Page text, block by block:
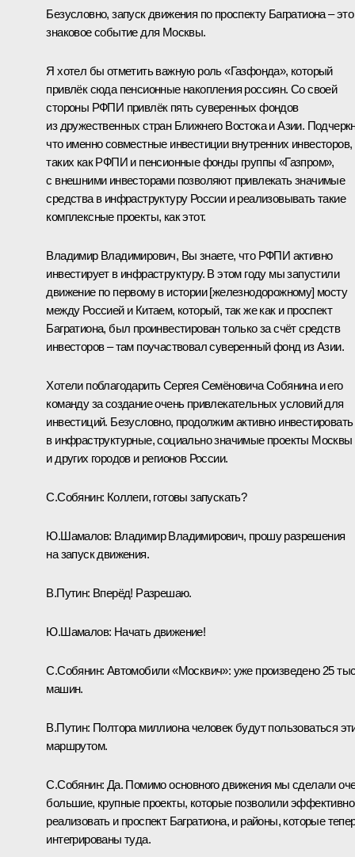
Безусловно, запуск движения по проспекту Багратиона ‒ это
знаковое событие для Москвы.
Я хотел бы отметить важную роль «Газфонда», который
привлёк сюда пенсионные накопления россиян. Со своей
стороны РФПИ привлёк пять суверенных фондов
из дружественных стран Ближнего Востока и Азии.
что именно совместные инвестиции внутренних инвесторов,
таких как РФПИ и пенсионные фонды группы «Газпром»,
с внешними инвесторами позволяют привлекать значимые
средства в инфраструктуру России и реализовывать такие
комплексные проекты, как этот.
Владимир Владимирович, Вы знаете, что РФПИ активно
инвестирует в инфраструктуру. В этом году мы запустили
движение по первому в истории [железнодорожному] мосту
между Россией и Китаем, который, так же как и проспект
Багратиона, был проинвестирован только за счёт средств
инвесторов – там поучаствовал суверенный фонд из Азии.
Хотели поблагодарить Сергея Семёновича Собянина и его
команду за создание очень привлекательных условий для
инвестиций. Безусловно, продолжим активно инвестировать
в инфраструктурные, социально значимые проекты Москвы
и других городов и регионов России.
С.Собянин: Коллеги, готовы запускать?
Ю.Шамалов: Владимир Владимирович, прошу разрешения
на запуск движения.
В.Путин: Вперёд! Разрешаю.
Ю.Шамалов: Начать движение!
С.Собянин: Автомобили «Москвич»: уже произведено 25
машин.
В.Путин: Полтора миллиона человек будут пользоваться
маршрутом.
С.Собянин: Да. Помимо основного движения мы сделали
большие, крупные проекты, которые позволили эффективно
реализовать и проспект Багратиона, и районы, которые
интегрированы туда.